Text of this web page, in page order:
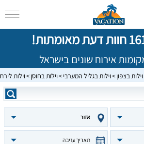
מאומתות!
וילות בצפון וילות בגליל המערבי וילות בחוסן וילות
אזור
תאריך עזיבה